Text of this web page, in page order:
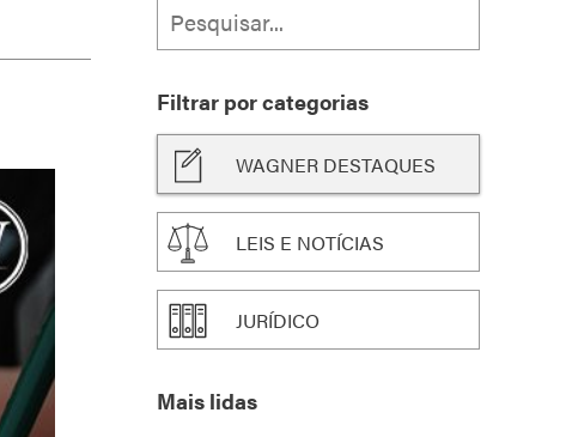
Filtrar por categorias
WAGNER DESTAQUES
LEIS E NOTÍCIAS
JURÍDICO
Mais lidas